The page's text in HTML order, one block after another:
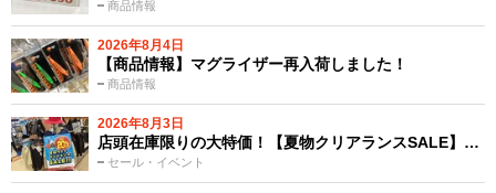
商品情報
2026年8月4日
商品情報
【商品情報】マグライザー再入荷しました！
2026年8月3日
セール・イベント
店頭在庫限りの大特価！【夏物クリアランスSALE】…